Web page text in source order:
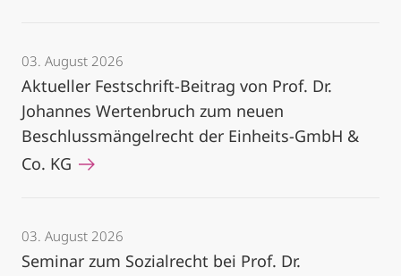
03. August 2026
Aktueller Festschrift-Beitrag von Prof. Dr.
Johannes Wertenbruch zum neuen
Beschlussmängelrecht der Einheits-GmbH &
Co. KG
03. August 2026
Seminar zum Sozialrecht bei Prof. Dr.